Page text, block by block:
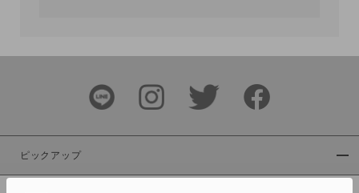
ブランド
ピックアップ